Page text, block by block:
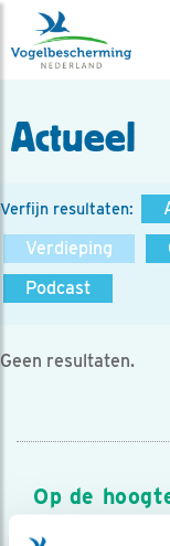
Actueel
Verfijn resultaten:
Verdieping
Podcast
Geen resultaten.
Op de
Meld je aan en